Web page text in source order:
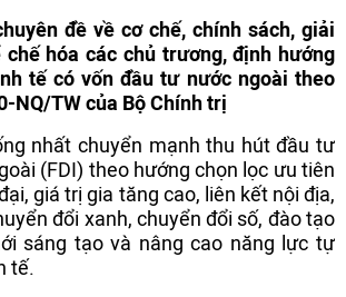
đề về cơ chế, chính sách, giải
chế hóa các chủ trương, định hướng
tế có vốn đầu tư nước ngoài theo
NQ/TW của Bộ Chính trị
nhất chuyển mạnh thu hút đầu tư
(FDI) theo hướng chọn lọc ưu tiên
giá trị gia tăng cao, liên kết nội địa,
đổi xanh, chuyển đổi số, đào tạo
sáng tạo và nâng cao năng lực tự
tế.